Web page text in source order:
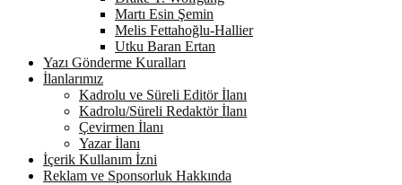
Martı Esin Şemin
Melis Fettahoğlu-Hallier
Utku Baran Ertan
Yazı Gönderme Kuralları
İlanlarımız
Kadrolu ve Süreli Editör İlanı
Kadrolu/Süreli Redaktör İlanı
Çevirmen İlanı
Yazar İlanı
İçerik Kullanım İzni
Reklam ve Sponsorluk Hakkında